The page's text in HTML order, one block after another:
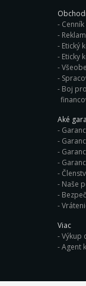
Etický
Eticky
Boj
Aké
Naše
Viac
Výkup
Agent